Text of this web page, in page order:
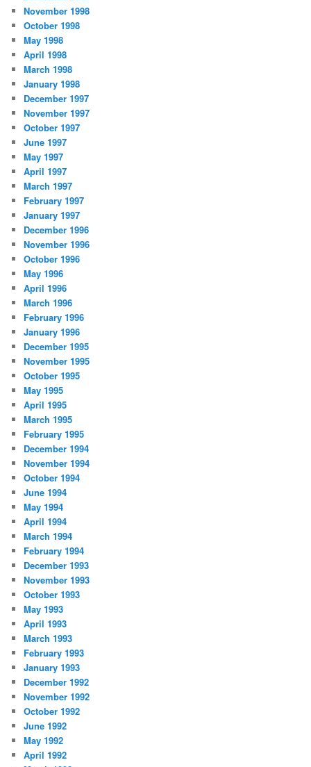
November 1998
October 1998
May 1998
April 1998
March 1998
January 1998
December 1997
November 1997
October 1997
June 1997
May 1997
April 1997
March 1997
February 1997
January 1997
December 1996
November 1996
October 1996
May 1996
April 1996
March 1996
February 1996
January 1996
December 1995
November 1995
October 1995
May 1995
April 1995
March 1995
February 1995
December 1994
November 1994
October 1994
June 1994
May 1994
April 1994
March 1994
February 1994
December 1993
November 1993
October 1993
May 1993
April 1993
March 1993
February 1993
January 1993
December 1992
November 1992
October 1992
June 1992
May 1992
April 1992